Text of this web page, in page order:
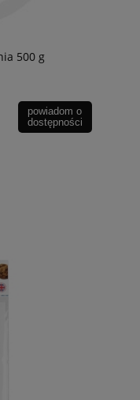
500 g
powiadom o
dostępności